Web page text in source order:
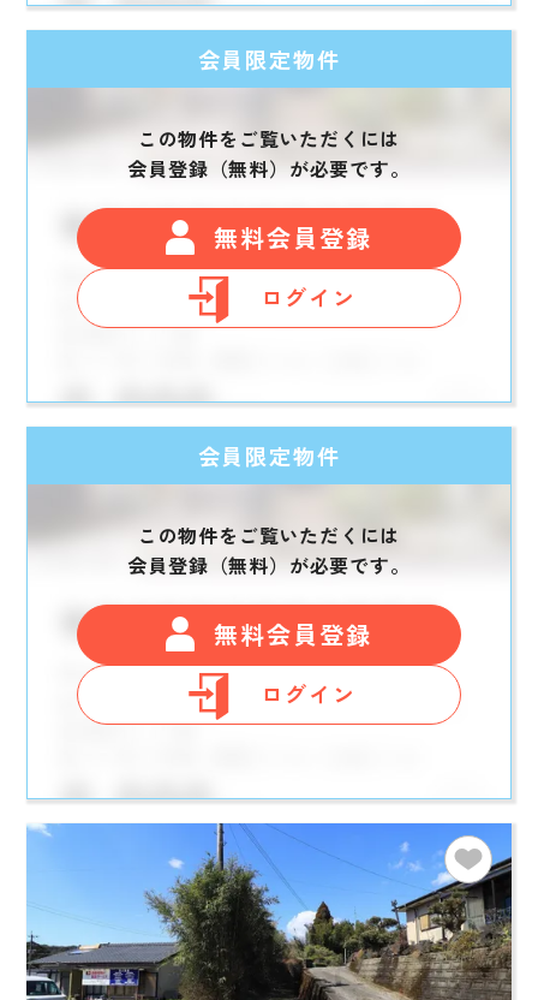
会員限定物件
この物件をご覧いただくには
会員登録（無料）が必要です。
無料会員登録
ログイン
会員限定物件
この物件をご覧いただくには
会員登録（無料）が必要です。
無料会員登録
ログイン